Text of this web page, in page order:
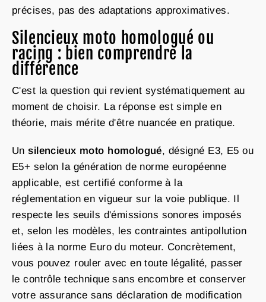
précises, pas des adaptations approximatives.
Silencieux moto homologué ou
racing : bien comprendre la
différence
C'est la question qui revient systématiquement au
moment de choisir. La réponse est simple en
théorie, mais mérite d'être nuancée en pratique.
Unsilencieux moto homologué, désigné E3, E5 ou
E5+ selon la génération de norme européenne
applicable, est certifié conforme à la
réglementation en vigueur sur la voie publique. Il
respecte les seuils d'émissions sonores imposés
et, selon les modèles, les contraintes antipollution
liées à la norme Euro du moteur. Concrètement,
vous pouvez rouler avec en toute légalité, passer
le contrôle technique sans encombre et conserver
votre assurance sans déclaration de modification